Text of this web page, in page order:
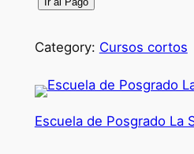
c
i
a
Category: Cursos cortos
Escuela de Posgrado La